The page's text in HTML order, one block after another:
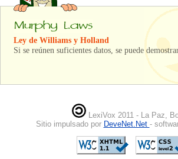
Ley de Williams y Holland
Si se reúnen suficientes datos, se puede
LexiVox 2011 - La Paz,
Sitio impulsado por DeveNet.Net -